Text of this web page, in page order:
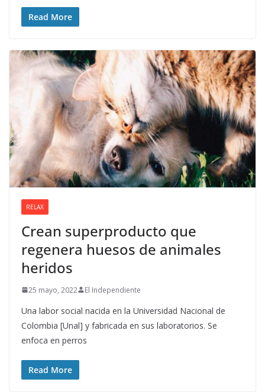
Read More
RELAX
Crean superproducto que
regenera huesos de animales
heridos
25 mayo, 2022 El Independiente
Una labor social nacida en la Universidad Nacional de
Colombia [Unal] y fabricada en sus laboratorios. Se
enfoca en perros
Read More